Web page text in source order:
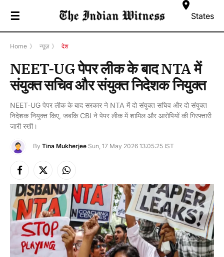
☰ States
Home 》 न्यूज़ 》 देश
NEET-UG पेपर लीक के बाद NTA में
संयुक्त सचिव और संयुक्त निदेशक नियुक्त
NEET-UG पेपर लीक के बाद सरकार ने NTA में दो संयुक्त सचिव और दो संयुक्त
निदेशक नियुक्त किए, जबकि CBI ने पेपर लीक में शामिल और आरोपियों की गिरफ्तारी
जारी रखी।
By Tina Mukherjee Sun, 17 May 2026 13:05:25 IST
Facebook
X
(Twitter)
Instagram